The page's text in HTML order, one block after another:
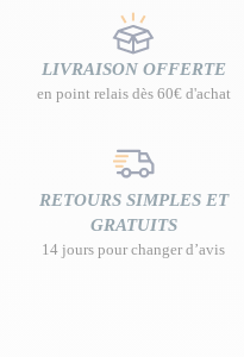
LIVRAISON OFFERTE
en point relais dès 60€ d'achat
RETOURS SIMPLES ET
GRATUITS
14 jours pour changer d’avis